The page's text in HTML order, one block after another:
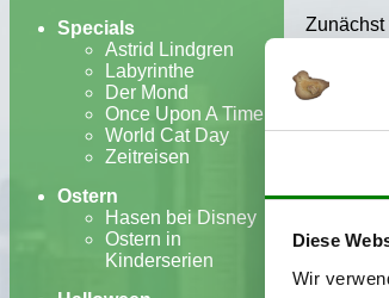
Diese
Wir
Specials
Astrid Lindgren
Labyrinthe
Der Mond
Once Upon A Time
World Cat Day
Zeitreisen
Ostern
Hasen bei Disney
Ostern in
Kinderserien
schrieb